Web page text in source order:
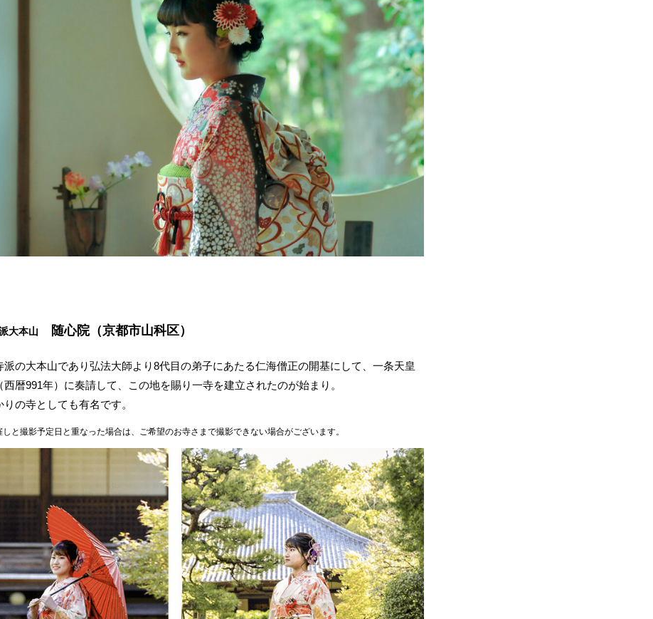
大本山 随心院（京都市山科区）
派の大本山であり弘法大師より8代目の弟子にあたる仁海僧正の開基にして、一条天皇
暦991年）に奏請して、この地を賜り一寺を建立されたのが始まり。
の寺としても有名です。
と撮影予定日と重なった場合は、ご希望のお寺さまで撮影できない場合がございます。